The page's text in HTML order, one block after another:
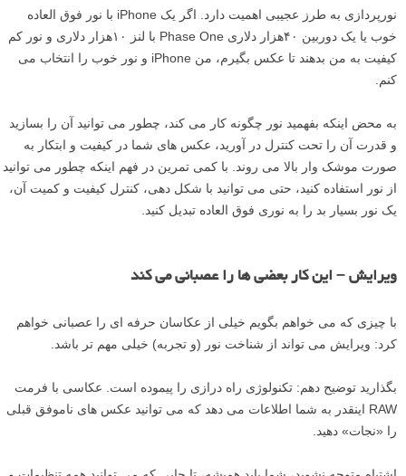
نورپردازی به طرز عجیبی اهمیت دارد. اگر یک iPhone با نور فوق العاده
خوب یا یک دوربین ۴۰هزار دلاری Phase One با لنز ۱۰هزار دلاری و نور کم
کیفیت به من بدهند تا عکس بگیرم، من iPhone و نور خوب را انتخاب می
کنم.
به محض اینکه بفهمید نور چگونه کار می کند، چطور می توانید آن را بسازید
و قدرت آن را تحت کنترل در آورید، عکس های شما در کیفیت و ابتکار به
صورت موشک وار بالا می روند. با کمی تمرین در فهم اینکه چطور می توانید
از نور استفاده کنید، حتی می توانید با شکل دهی، کنترل کیفیت و کمیت آن،
یک نور بسیار بد را به نوری فوق العاده تبدیل کنید.
ویرایش – این کار بعضی ها را عصبانی می کند
با چیزی که می خواهم بگویم خیلی از عکاسان حرفه ای را عصبانی خواهم
کرد: ویرایش می تواند از شناخت نور (و تجربه) خیلی مهم تر باشد.
بگذارید توضیح دهم: تکنولوژی راه درازی را پیموده است. عکاسی با فرمت
RAW اینقدر به شما اطلاعات می دهد که می توانید عکس های ناموفق قبلی
را «نجات» دهید.